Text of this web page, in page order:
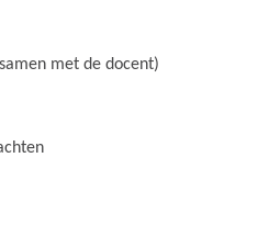
met de docent)